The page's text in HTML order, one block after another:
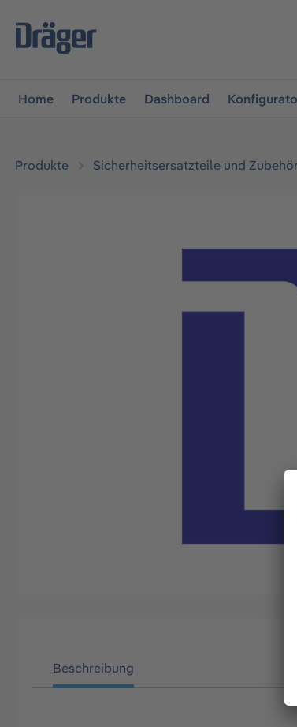
springen
Home Produkte Dashboard
Produkte Sicherheitsersatzteile und Zubehör
Beschreibung